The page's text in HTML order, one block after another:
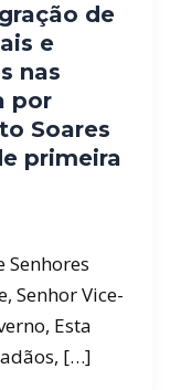
de
e
nas
por
Soares
primeira
Senhores
Senhor Vice-
Esta
[…]